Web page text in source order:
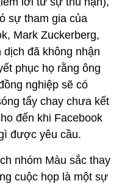
sự tham gia của
Mark Zuckerberg,
đã không nhận
phục họ rằng ông
nghiệp sẽ có
tẩy chay chưa kết
đến khi Facebook
được yêu cầu.
nhóm Màu sắc thay
cuộc họp là một sự